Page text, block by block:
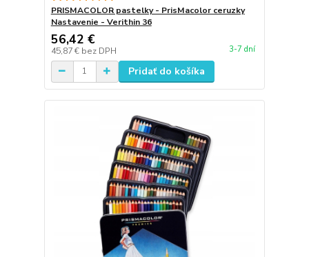
PRISMACOLOR pastelky - PrisMacolor ceruzky
Nastavenie - Verithin 36
56,42 €
45,87 € bez DPH 3-7 dní
Pridať do košíka